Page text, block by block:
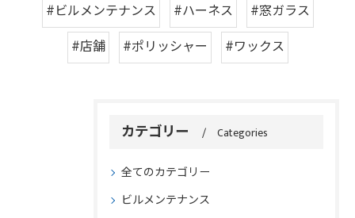
#ビルメンテナンス #ハーネス
#窓ガラス
#店舗
#ポリッシャー #ワックス
カテゴリー Categories
全てのカテゴリー
ビルメンテナンス